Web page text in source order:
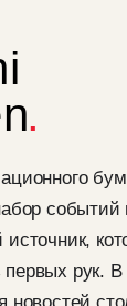
событий
рук. В